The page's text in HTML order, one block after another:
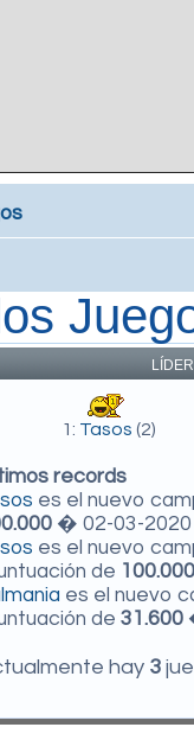
1: Tasos (2)
records
es el nuevo
� 02-03-2020
es el nuevo
de 100.000
es el nuevo
de 31.600
hay 3